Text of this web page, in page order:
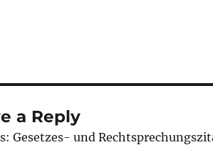
a Reply
Gesetzes- und